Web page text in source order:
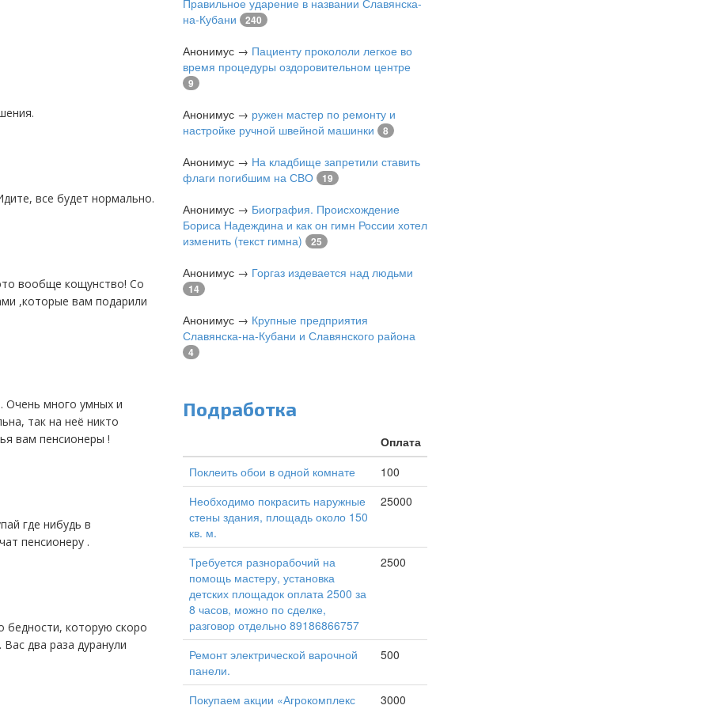
все будет нормально.
,которые вам подарили
так на неё никто
вам пенсионеры !
пенсионеру .
два раза дуранули
Правильное ударение в названии Славянска-
на-Кубани
240
Анонимус → Пациенту прокололи легкое во
время процедуры оздоровительном центре
9
Анонимус → ружен мастер по ремонту и
настройке ручной швейной машинки
8
Анонимус → На кладбище запретили ставить
флаги погибшим на СВО
19
Анонимус → Биография. Происхождение
Бориса Надеждина и как он гимн России хотел
изменить (текст гимна)
25
Анонимус → Горгаз издевается над людьми
14
Анонимус → Крупные предприятия
Славянска-на-Кубани и Славянского района
4
Подработка
Оплата
Поклеить обои в одной комнате
100
Необходимо покрасить наружные
стены здания, площадь около 150
кв. м.
25000
Требуется разнорабочий на
помощь мастеру, установка
детских площадок оплата 2500 за
8 часов, можно по сделке,
разговор отдельно 89186866757
2500
Ремонт электрической варочной
панели.
500
Покупаем акции «Агрокомплекс
3000